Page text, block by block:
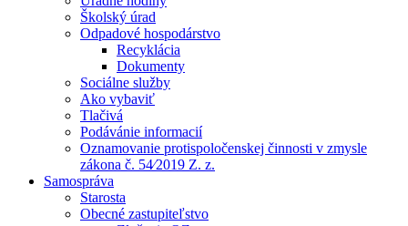
Školský úrad
Odpadové hospodárstvo
Recyklácia
Dokumenty
Sociálne služby
Ako vybaviť
Tlačivá
Podávánie informacií
Oznamovanie protispoločenskej činnosti v zmysle
zákona č. 54⁄2019 Z. z.
Samospráva
Starosta
Obecné zastupiteľstvo